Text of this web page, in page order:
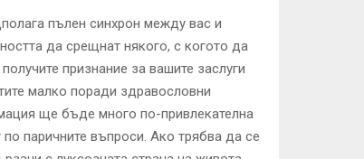
пълен синхрон между вас и
да срещнат някого, с когото да
признание за вашите заслуги
малко поради здравословни
ще бъде много по-привлекателна
паричните въпроси. Ако трябва да се